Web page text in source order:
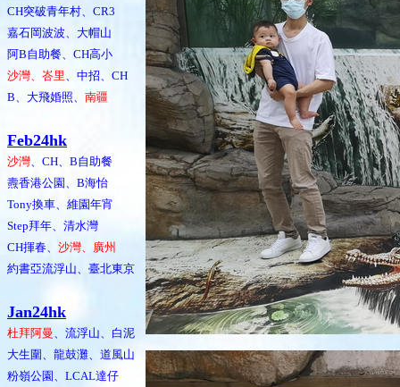
CH突破青年村、CR3
嘉石岡波波、大帽山
阿B自助餐、CH高小
沙灣、峇里、中招、CH
B、大飛婚照、 南疆
Feb24hk
沙灣、CH、B自助餐
燾香港公園、B海怡
Tony換車、維園年宵
Step拜年、清水灣
CH揮春、 沙灣、廣州
約書亞流浮山、臺北東京
Jan24hk
杜拜阿曼、流浮山、白泥
大生圍、龍鼓灘、道風山
粉嶺公園、LCAL達仔